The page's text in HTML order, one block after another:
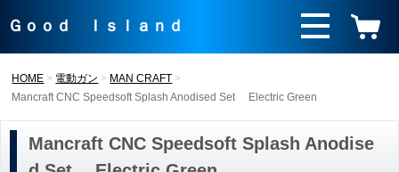
Ｇｏｏｄ Ｉｓｌａｎｄ
HOME 電動ガン
MAN CRAFT
Mancraft CNC Speedsoft Splash Anodised Set Electric Green
Mancraft CNC Speedsoft Splash Anodise